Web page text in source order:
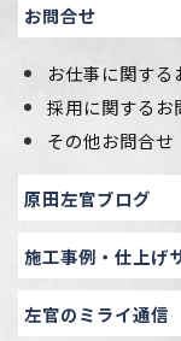
お問合せ
お仕事に関する
採用に関するお
その他お問合せ
原田左官ブログ
施工事例・仕上げ
左官のミライ通信